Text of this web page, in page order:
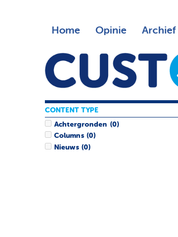
Home Opinie Archief
CONTENT TYPE
Achtergronden (0)
Columns (0)
Nieuws (0)